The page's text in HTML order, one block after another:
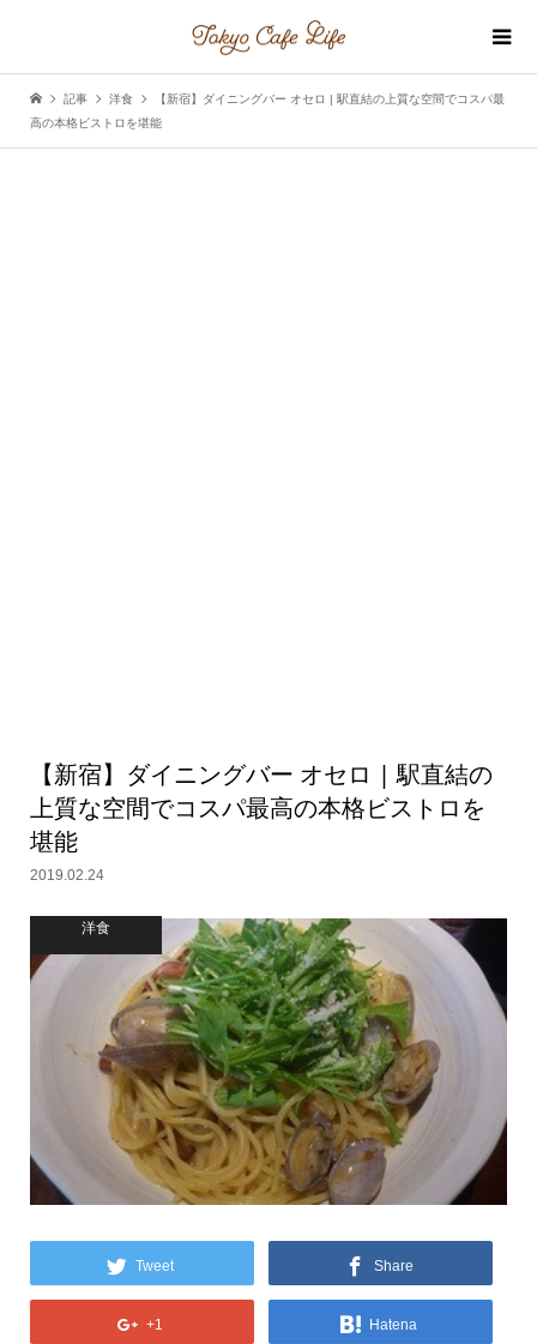
記事 洋食
【新宿】ダイニングバー オセロ | 駅直結の上質な空間でコスパ最
高の本格ビストロを堪能
【新宿】ダイニングバー オセロ | 駅直結の
上質な空間でコスパ最高の本格ビストロを
堪能
2019.02.24
洋食
Tweet Share
+1 Hatena